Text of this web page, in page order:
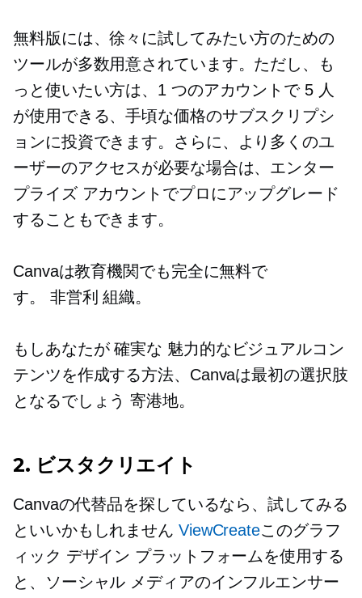
無料版には、徐々に試してみたい方のための
ツールが多数用意されています。ただし、も
っと使いたい方は、1 つのアカウントで 5 人
が使用できる、手頃な価格のサブスクリプシ
ョンに投資できます。さらに、より多くのユ
ーザーのアクセスが必要な場合は、エンター
プライズ アカウントでプロにアップグレード
することもできます。
Canvaは教育機関でも完全に無料で
す。 非営利 組織。
もしあなたが確実な 魅力的なビジュアルコン
テンツを作成する方法、Canvaは最初の選択肢
となるでしょう寄港地。
2. ビスタクリエイト
Canvaの代替品を探しているなら、試してみる
といいかもしれません ViewCreateこのグラフ
ィック デザイン プラットフォームを使用する
と、ソーシャル メディアのインフルエンサー